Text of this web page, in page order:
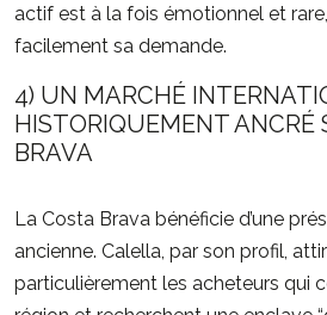
actif est à la fois émotionnel et
facilement sa demande.
4) UN MARCHÉ
HISTORIQUEMENT ANCRÉ
BRAVA
La Costa Brava bénéficie d’une
ancienne. Calella, par son profil,
particulièrement les acheteurs qui